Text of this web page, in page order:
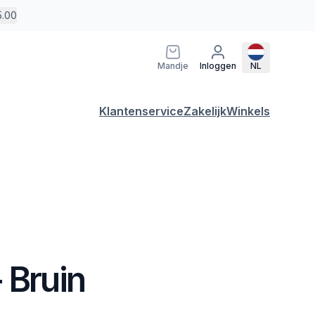
Mandje Inloggen NL
KlantenserviceZakelijkWinkels